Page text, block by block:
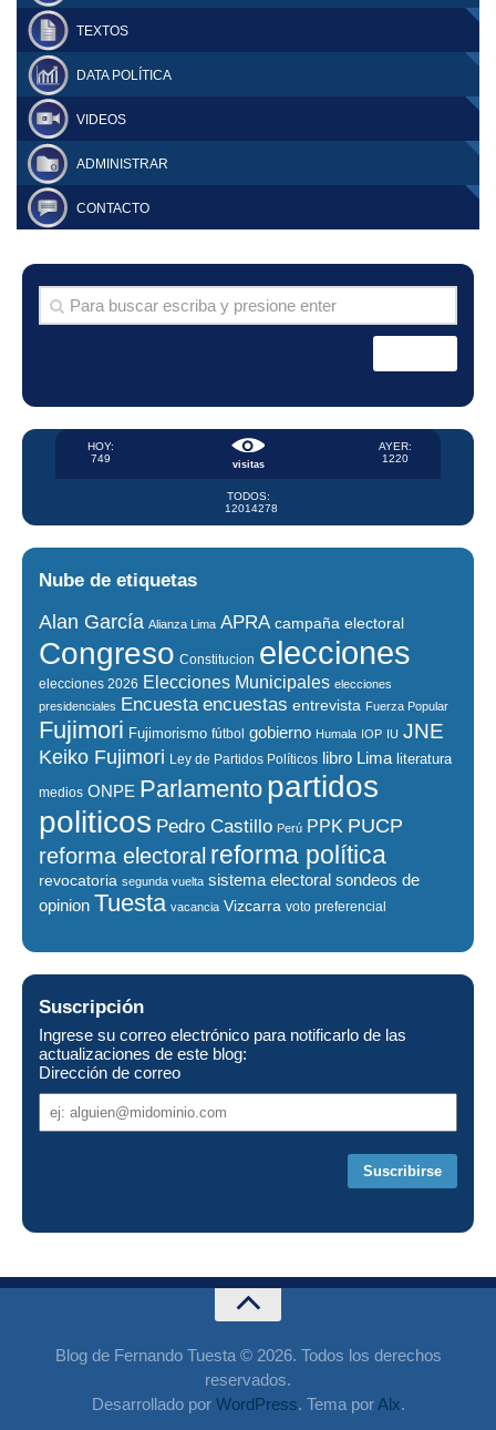
TEXTOS
DATA POLÍTICA
VIDEOS
ADMINISTRAR
CONTACTO
visitas
HOY:
749
AYER:
1220
TODOS:
12014278
Nube de etiquetas
Alan García Alianza Lima APRA campaña electoral
Congreso Constitucion elecciones
elecciones 2026 Elecciones Municipales elecciones
presidenciales Encuesta encuestas entrevista Fuerza Popular
Fujimori Fujimorismo fútbol gobierno Humala IOP IU JNE
Keiko Fujimori Ley de Partidos Políticos libro Lima literatura
medios ONPE Parlamento partidos
politicos Pedro Castillo Perú PPK PUCP
reforma electoral reforma política
revocatoria segunda vuelta sistema electoral sondeos de
opinion Tuesta vacancia Vizcarra voto preferencial
Suscripción
Ingrese su correo electrónico para notificarlo de las
actualizaciones de este blog:
Dirección de correo
de
Blog de Fernando Tuesta © 2026. Todos los derechos
reservados.
Desarrollado por WordPress. Tema porAlx.